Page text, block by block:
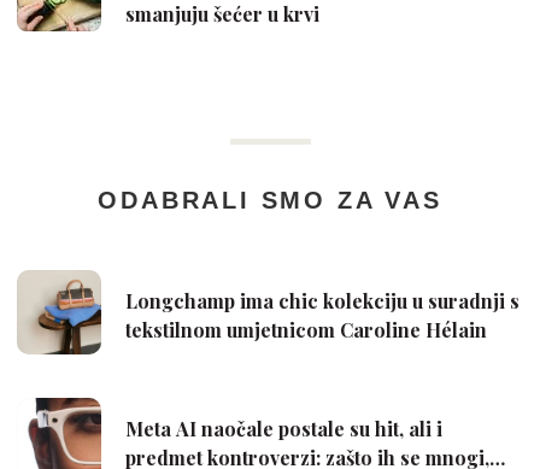
smanjuju šećer u krvi